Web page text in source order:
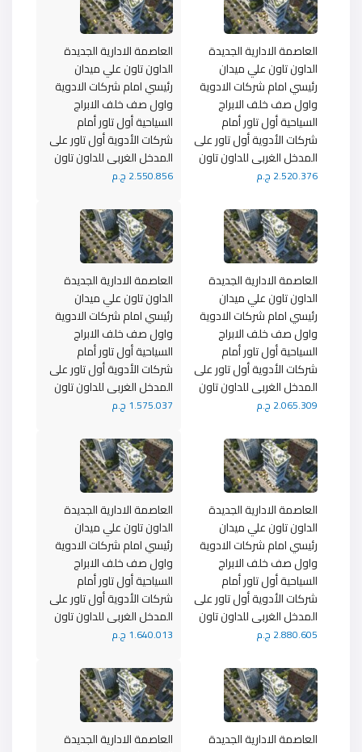
العاصمة الادارية الجديدة
الداون تاون علي ميدان
رئيسي امام شركات الادوية
واول صف خلف الابراج
السياحية أول تاور أمام
شركات الأدوية أول تاور على
المدخل الغربى للداون تاون
2.550.856 ج.م
العاصمة الادارية الجديدة
الداون تاون علي ميدان
رئيسي امام شركات الادوية
واول صف خلف الابراج
السياحية أول تاور أمام
شركات الأدوية أول تاور على
المدخل الغربى للداون تاون
2.520.376 ج.م
العاصمة الادارية الجديدة
الداون تاون علي ميدان
رئيسي امام شركات الادوية
واول صف خلف الابراج
السياحية أول تاور أمام
شركات الأدوية أول تاور على
المدخل الغربى للداون تاون
1.575.037 ج.م
العاصمة الادارية الجديدة
الداون تاون علي ميدان
رئيسي امام شركات الادوية
واول صف خلف الابراج
السياحية أول تاور أمام
شركات الأدوية أول تاور على
المدخل الغربى للداون تاون
2.065.309 ج.م
العاصمة الادارية الجديدة
الداون تاون علي ميدان
رئيسي امام شركات الادوية
واول صف خلف الابراج
السياحية أول تاور أمام
شركات الأدوية أول تاور على
المدخل الغربى للداون تاون
1.640.013 ج.م
العاصمة الادارية الجديدة
الداون تاون علي ميدان
رئيسي امام شركات الادوية
واول صف خلف الابراج
السياحية أول تاور أمام
شركات الأدوية أول تاور على
المدخل الغربى للداون تاون
2.880.605 ج.م
العاصمة الادارية الجديدة
العاصمة الادارية الجديدة